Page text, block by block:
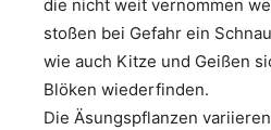
die nicht weit vernommen
stoßen bei Gefahr ein
wie auch Kitze und Geißen
Blöken wiederfinden.
Die Äsungspflanzen